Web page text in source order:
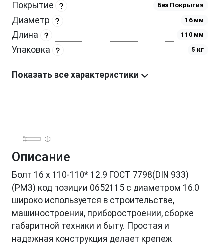
Покрытие Без Покрытия
Диаметр 16 мм
Длина 110 мм
Упаковка 5 кг
Показать все характеристики
Описание
Болт 16 х 110-110* 12.9 ГОСТ 7798(DIN 933)
(РМЗ) код позиции 0652115 с диаметром 16.0
широко используется в строительстве,
машиностроении, приборостроении, сборке
габаритной техники и быту. Простая и
надежная конструкция делает крепеж